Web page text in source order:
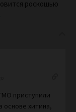
роскошью
приступили
основе хитина,